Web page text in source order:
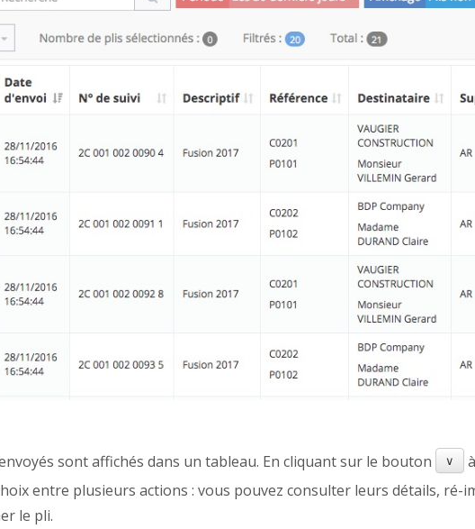
sont affichés dans un tableau. En cliquant sur le bouton ∨
entre plusieurs actions : vous pouvez consulter leurs détails,
le pli.